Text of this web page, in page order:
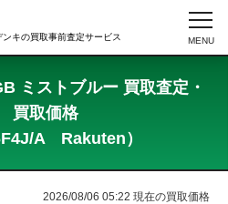
キの買取事前査定サービス
ミストブルー 買取査定・
買取価格
A Rakuten）
2026/08/06 05:22 現在の買取価格